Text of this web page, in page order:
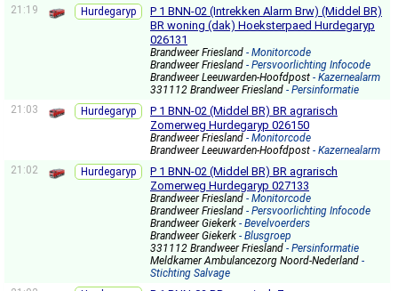
21:19
Hurdegaryp
P 1 BNN-02 (Intrekken Alarm Brw) (Middel BR)
BR woning (dak) Hoeksterpaed Hurdegaryp
026131
Brandweer Friesland - Monitorcode
Brandweer Friesland - Persvoorlichting Infocode
Brandweer Leeuwarden-Hoofdpost - Kazernealarm
331112 Brandweer Friesland - Persinformatie
21:03
Hurdegaryp
P 1 BNN-02 (Middel BR) BR agrarisch
Zomerweg Hurdegaryp 026150
Brandweer Friesland - Monitorcode
Brandweer Leeuwarden-Hoofdpost - Kazernealarm
21:02
Hurdegaryp
P 1 BNN-02 (Middel BR) BR agrarisch
Zomerweg Hurdegaryp 027133
Brandweer Friesland - Monitorcode
Brandweer Friesland - Persvoorlichting Infocode
Brandweer Giekerk - Bevelvoerders
Brandweer Giekerk - Blusgroep
331112 Brandweer Friesland - Persinformatie
Meldkamer Ambulancezorg Noord-Nederland -
Stichting Salvage